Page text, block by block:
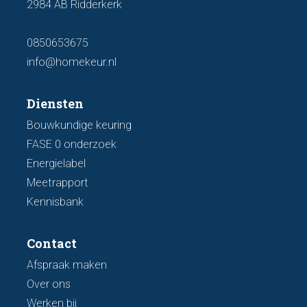
2984 AB Ridderkerk
0850653675
info@homekeur.nl
Diensten
Bouwkundige keuring
FASE 0 onderzoek
Energielabel
Meetrapport
Kennisbank
Contact
Afspraak maken
Over ons
Werken bij